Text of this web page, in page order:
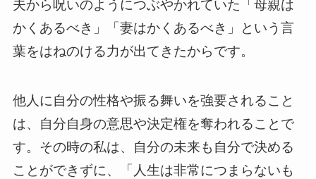
夫から呪いのようにつぶやかれていた「母親は
かくあるべき」「妻はかくあるべき」という言
葉をはねのける力が出てきたからです。
他人に自分の性格や振る舞いを強要されること
は、自分自身の意思や決定権を奪われることで
す。その時の私は、自分の未来も自分で決める
ことができずに、「人生は非常につまらないも